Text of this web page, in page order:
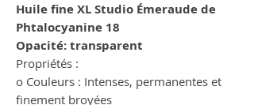
Huile fine XL Studio Émeraude de
Phtalocyanine 18
Opacité: transparent
Propriétés :
o Couleurs : Intenses, permanentes et
finement broyées